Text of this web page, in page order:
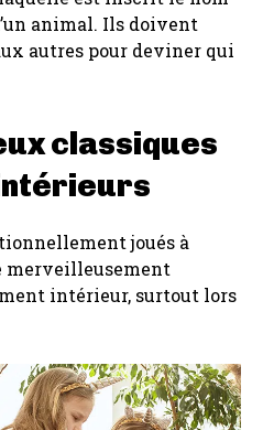
animal. Ils doivent
autres pour deviner qui
classiques
joués à
merveilleusement
intérieur, surtout lors